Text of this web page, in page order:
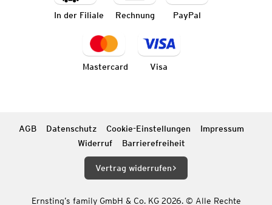
In der Filiale Rechnung PayPal
Mastercard Visa
AGB Datenschutz Cookie-Einstellungen
Impressum
Widerruf
Barrierefreiheit
Vertrag widerrufen
Ernsting’s family GmbH & Co. KG 2026. © Alle Rechte